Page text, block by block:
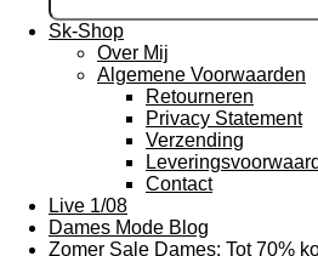
Sk-Shop
Over Mij
Algemene Voorwaarden
Retourneren
Privacy Statement
Verzending
Contact
Live 1/08
Dames Mode Blog
Zomer Sale Dames: Tot 70%